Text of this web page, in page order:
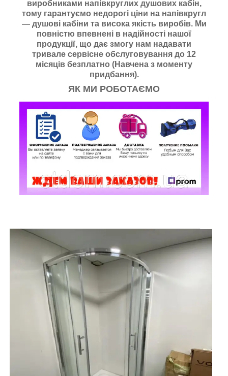
виробниками напівкруглих душових кабін,
тому гарантуємо недорогі ціни на напівкругл
— душові кабіни та висока якість виробів. Ми
повністю впевнені в надійності нашої
продукції, що дає змогу нам надавати
тривале сервісне обслуговування до 12
місяців безплатно (Навчена з моменту
придбання).
ЯК МИ РОБОТАЄМО